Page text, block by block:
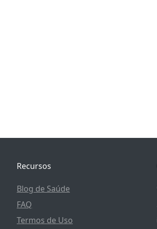
Recursos
Blog de Saúde
FAQ
Termos de Uso